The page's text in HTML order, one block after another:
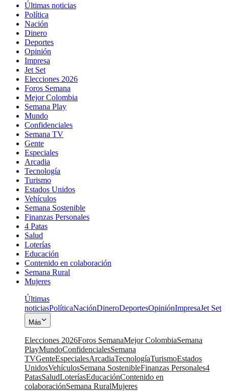
Últimas noticias
Política
Nación
Dinero
Deportes
Opinión
Impresa
Jet Set
Elecciones 2026
Foros Semana
Mejor Colombia
Semana Play
Mundo
Confidenciales
Semana TV
Gente
Especiales
Arcadia
Tecnología
Turismo
Estados Unidos
Vehículos
Semana Sostenible
Finanzas Personales
4 Patas
Salud
Loterías
Educación
Contenido en colaboración
Semana Rural
Mujeres
Últimas
noticiasPolíticaNaciónDineroDeportesOpiniónImpresaJet Set
Más
Elecciones 2026Foros SemanaMejor ColombiaSemana
PlayMundoConfidencialesSemana
TVGenteEspecialesArcadiaTecnologíaTurismoEstados
UnidosVehículosSemana SostenibleFinanzas Personales4
PatasSaludLoteríasEducaciónContenido en
colaboraciónSemana RuralMujeres